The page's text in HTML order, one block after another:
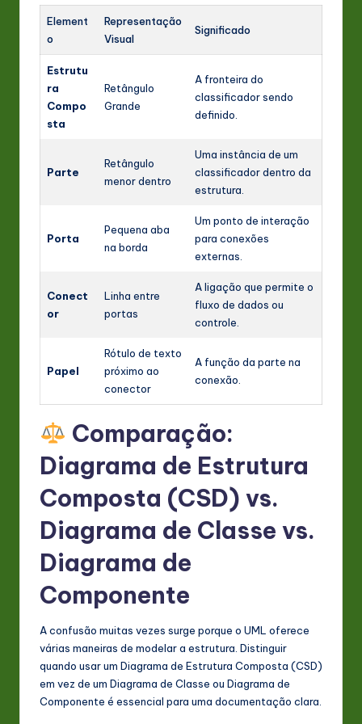
Element
o
Representação
Visual
Significado
Estrutu
ra
Compo
sta
Retângulo
Grande
A fronteira do
classificador sendo
definido.
Parte
Retângulo
menor dentro
Uma instância de um
classificador dentro da
estrutura.
Porta
Pequena aba
na borda
Um ponto de interação
para conexões
externas.
Conect
or
Linha entre
portas
A ligação que permite o
fluxo de dados ou
controle.
Papel
Rótulo de texto
próximo ao
conector
A função da parte na
conexão.
Comparação:
Diagrama de Estrutura
Composta (CSD) vs.
Diagrama de Classe vs.
Diagrama de
Componente
A confusão muitas vezes surge porque o UML oferece
várias maneiras de modelar a estrutura. Distinguir
quando usar um Diagrama de Estrutura Composta (CSD)
em vez de um Diagrama de Classe ou Diagrama de
Componente é essencial para uma documentação clara.